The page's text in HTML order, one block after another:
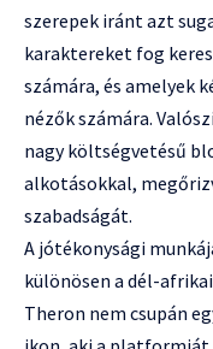
szerepek iránt azt
karaktereket fog
számára, és amelyek
nézők számára.
nagy költségvetésű
alkotásokkal,
szabadságát.
A jótékonysági
különösen a dél-
Theron nem csupán